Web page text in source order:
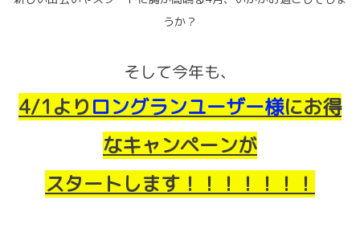
うか？
そして今年も、
4/1よりロングランユーザー様にお得
なキャンペーンが
スタートします！！！！！！！